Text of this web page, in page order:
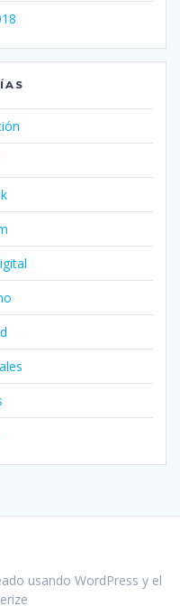
usando WordPress y el